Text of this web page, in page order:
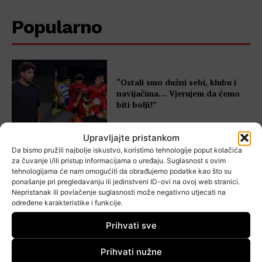
Upravljajte pristankom
Da bismo pružili najbolje iskustvo, koristimo tehnologije poput kolačića
za čuvanje i/ili pristup informacijama o uređaju. Suglasnost s ovim
tehnologijama će nam omogućiti da obrađujemo podatke kao što su
ponašanje pri pregledavanju ili jedinstveni ID-ovi na ovoj web stranici.
Nepristanak ili povlačenje suglasnosti može negativno utjecati na
određene karakteristike i funkcije.
Prihvati sve
Prihvati nužne
Popularno
“Ostali smo dužni sebi, klubu i
navijačima… Vjerujem da ćemo
biti bolji!”
Otvoren foto natječaj koji traži
najbolje prizore Zagrebačke
županije
FOTO Velika Gorica obilježila
Dan pobjede! Položeni vijenci za